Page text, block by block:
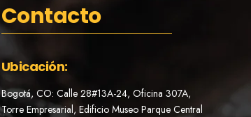
Contacto
Ubicación:
Bogotá, CO: Calle 28#13A-24, Oficina 307A,
Torre Empresarial, Edificio Museo Parque Central